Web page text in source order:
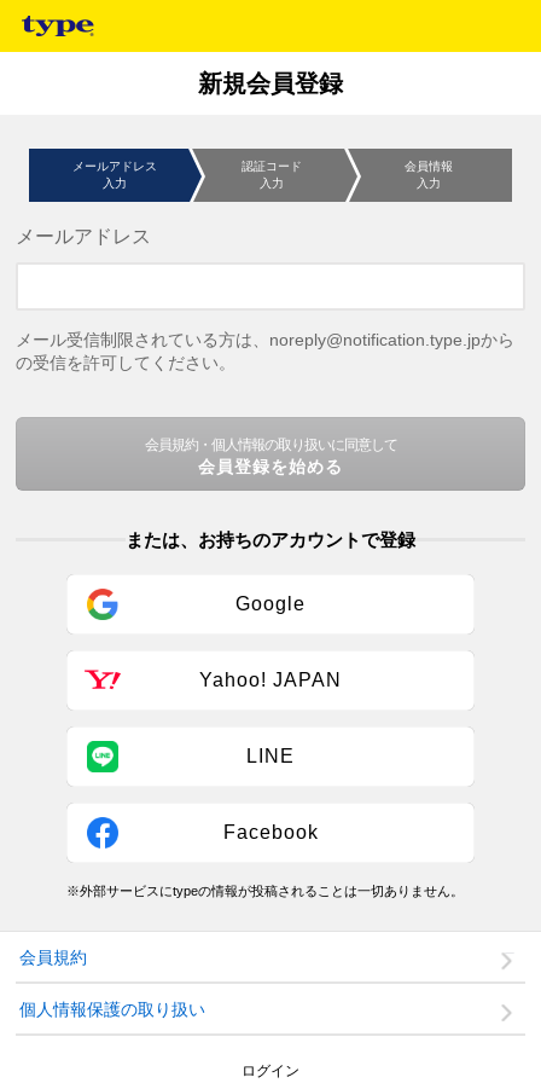
新規会員登録
メールアドレス
入力
認証コード
入力
会員情報
入力
メールアドレス
メール受信制限されている方は、noreply@notification.type.jpから
の受信を許可してください。
会員規約・個人情報の取り扱いに同意して
会員登録を始める
または、お持ちのアカウントで登録
Google
Yahoo! JAPAN
LINE
Facebook
※外部サービスにtypeの情報が投稿されることは一切ありません。
会員規約
個人情報保護の取り扱い
ログイン